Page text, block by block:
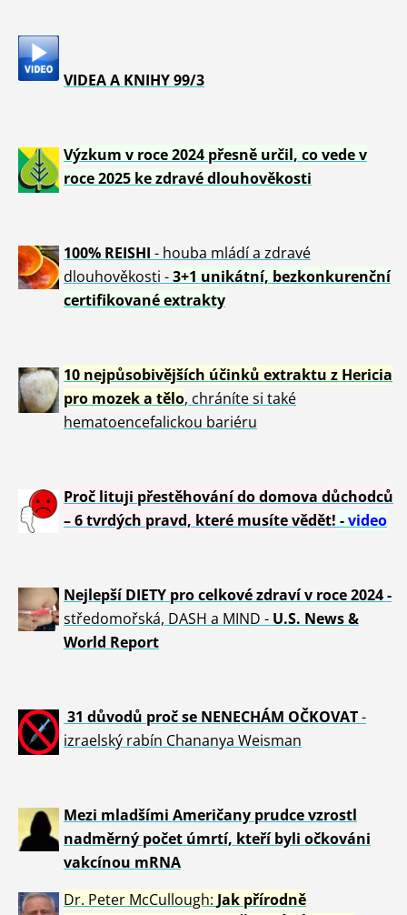
VIDEA A KNIHY 99/3
Výzkum v roce 2024 přesně určil, co vede v
roce 2025 ke zdravé dlouhověkosti
100% REISHI - houba mládí a zdravé
dlouhověkosti -3+1 unikátní, bezkonkurenční
certifikované extrakty
10 nejpůsobivějších účinků extraktu z Hericia
pro mozek a tělo, chráníte si také
hematoencefalickou bariéru
Proč lituji přestěhování do domova důchodců
– 6 tvrdých pravd, které musíte vědět! -video
Nejlepší DIETY pro celkové zdraví v roce 2024 -
středomořská, DASH a MIND - U.S. News &
World Report
31 důvodů proč se NENECHÁM OČKOVAT-
izraelský rabín Chananya Weisman
Mezi mladšími Američany prudce vzrostl
nadměrný počet úmrtí, kteří byli očkováni
vakcínou mRNA
Dr. Peter McCullough: Jak přírodně